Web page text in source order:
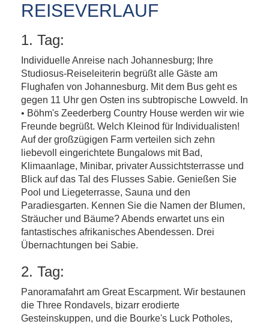
REISEVERLAUF
1. Tag:
Individuelle Anreise nach Johannesburg; Ihre
Studiosus-Reiseleiterin begrüßt alle Gäste am
Flughafen von Johannesburg. Mit dem Bus geht es
gegen 11 Uhr gen Osten ins subtropische Lowveld. In
• Böhm's Zeederberg Country House werden wir wie
Freunde begrüßt. Welch Kleinod für Individualisten!
Auf der großzügigen Farm verteilen sich zehn
liebevoll eingerichtete Bungalows mit Bad,
Klimaanlage, Minibar, privater Aussichtsterrasse und
Blick auf das Tal des Flusses Sabie. Genießen Sie
Pool und Liegeterrasse, Sauna und den
Paradiesgarten. Kennen Sie die Namen der Blumen,
Sträucher und Bäume? Abends erwartet uns ein
fantastisches afrikanisches Abendessen. Drei
Übernachtungen bei Sabie.
2. Tag:
Panoramafahrt am Great Escarpment. Wir bestaunen
die Three Rondavels, bizarr erodierte
Gesteinskuppen, und die Bourke's Luck Potholes,